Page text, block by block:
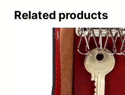
Related products